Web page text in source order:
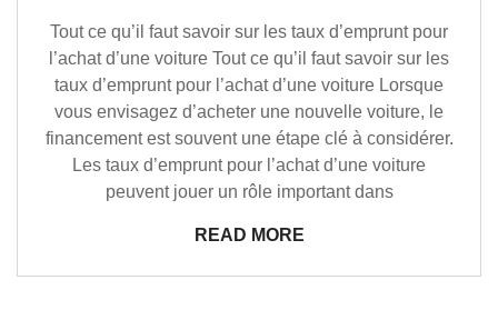
Tout ce qu’il faut savoir sur les taux d’emprunt pour
l’achat d’une voiture Tout ce qu’il faut savoir sur les
taux d’emprunt pour l’achat d’une voiture Lorsque
vous envisagez d’acheter une nouvelle voiture, le
financement est souvent une étape clé à considérer.
Les taux d’emprunt pour l’achat d’une voiture
peuvent jouer un rôle important dans
READ MORE